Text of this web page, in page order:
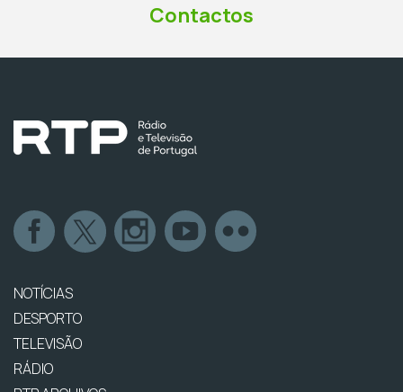
Contactos
NOTÍCIAS
DESPORTO
TELEVISÃO
RÁDIO